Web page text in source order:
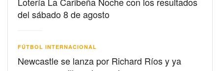
del sábado 8 de agosto
FÚTBOL INTERNACIONAL
Newcastle se lanza por Richard Ríos y ya